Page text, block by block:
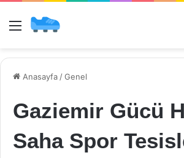
Menü
Anasayfa /Genel
Gaziemir Gücü
Saha Spor